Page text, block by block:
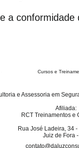
a
Cursos e
e Assessoria em
Afiliada:
RCT Treinamentos e
Rua José Ladeira, 34
Juiz de Fora